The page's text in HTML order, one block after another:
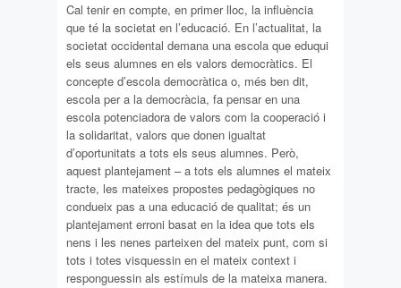
Cal tenir en compte, en primer lloc, la influència
que té la societat en l’educació. En l’actualitat, la
societat occidental demana una escola que eduqui
els seus alumnes en els valors democràtics. El
concepte d’escola democràtica o, més ben dit,
escola per a la democràcia, fa pensar en una
escola potenciadora de valors com la cooperació i
la solidaritat, valors que donen igualtat
d’oportunitats a tots els seus alumnes. Però,
aquest plantejament – a tots els alumnes el mateix
tracte, les mateixes propostes pedagògiques no
condueix pas a una educació de qualitat; és un
plantejament erroni basat en la idea que tots els
nens i les nenes parteixen del mateix punt, com si
tots i totes visquessin en el mateix context i
responguessin als estímuls de la mateixa manera.